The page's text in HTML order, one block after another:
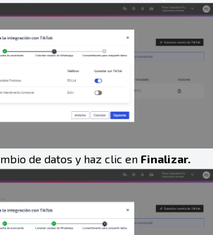
de datos y haz clic en Finalizar.